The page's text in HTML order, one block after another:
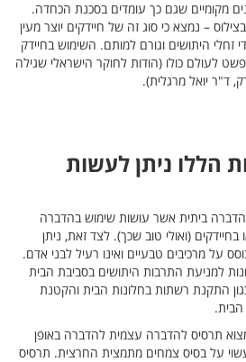
מקומיים שגם כך עומדים בסכנת הכחדה.
– נמצא כי סוג זה של חיידקים יוצר מעין
זחלי היתושים וגורם למותם. השימוש בחיידק
לעולם כולו (הודות לחוקר הישראלי שגילה
ד"ר יואל מרגלית).
הללו ניתן לעשות
ביתית אשר עושות שימוש בהדברה
בחיידקים (ואולי טוב שכך). לצד זאת, ניתן
על מרכיבים טבעיים ואינו רעיל לבני אדם.
למניעת התרבות היתושים בסביבת הבית
התקנת רשתות בחלונות הבית והקטנת
תרסיס להדברה עצמית להדברה באופן
על בסיס צמחים מתמצית החרצית. תרסיס